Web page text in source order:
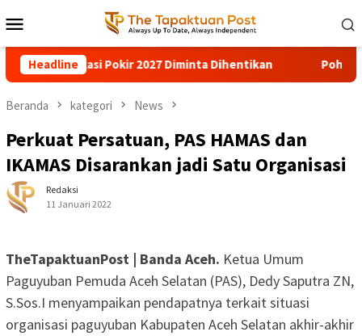
ke
kontenMobile
Headline
Dihentikan Pohon Besar Tumbang Diterjang Angin
Beranda kategori News
Perkuat Persatuan, PAS HAMAS dan
IKAMAS Disarankan jadi Satu Organisasi
Redaksi
11 Januari 2022
TheTapaktuanPost | Banda Aceh. Ketua Umum
Paguyuban Pemuda Aceh Selatan (PAS), Dedy Saputra ZN,
S.Sos.I menyampaikan pendapatnya terkait situasi
organisasi paguyuban Kabupaten Aceh Selatan akhir-akhir